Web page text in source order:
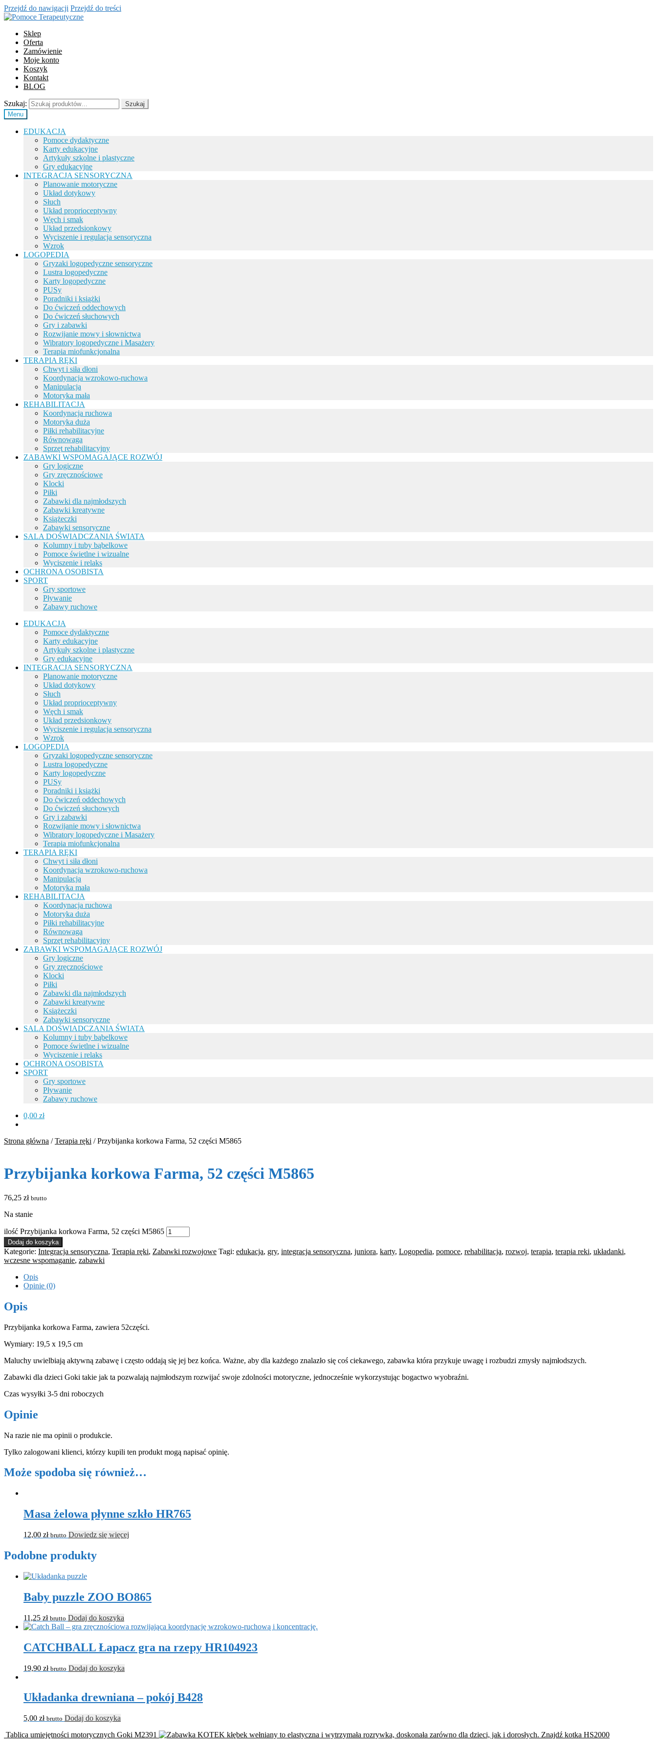
Przejdź do nawigacji Przejdź do treści
Sklep
Oferta
Zamówienie
Moje konto
Koszyk
Kontakt
BLOG
Szukaj:
Szukaj
Menu
EDUKACJA
Pomoce dydaktyczne
Karty edukacyjne
Artykuły szkolne i plastyczne
Gry edukacyjne
INTEGRACJA SENSORYCZNA
Planowanie motoryczne
Układ dotykowy
Słuch
Układ proprioceptywny
Węch i smak
Układ przedsionkowy
Wyciszenie i regulacja sensoryczna
Wzrok
LOGOPEDIA
Gryzaki logopedyczne sensoryczne
Lustra logopedyczne
Karty logopedyczne
PUSy
Poradniki i książki
Do ćwiczeń oddechowych
Do ćwiczeń słuchowych
Gry i zabawki
Rozwijanie mowy i słownictwa
Wibratory logopedyczne i Masażery
Terapia miofunkcjonalna
TERAPIA RĘKI
Chwyt i siła dłoni
Koordynacja wzrokowo-ruchowa
Manipulacja
Motoryka mała
REHABILITACJA
Koordynacja ruchowa
Motoryka duża
Piłki rehabilitacyjne
Równowaga
Sprzęt rehabilitacyjny
ZABAWKI WSPOMAGAJĄCE ROZWÓJ
Gry logiczne
Gry zręcznościowe
Klocki
Piłki
Zabawki dla najmłodszych
Zabawki kreatywne
Książeczki
Zabawki sensoryczne
SALA DOŚWIADCZANIA ŚWIATA
Kolumny i tuby bąbelkowe
Pomoce świetlne i wizualne
Wyciszenie i relaks
OCHRONA OSOBISTA
SPORT
Gry sportowe
Pływanie
Zabawy ruchowe
EDUKACJA
Pomoce dydaktyczne
Karty edukacyjne
Artykuły szkolne i plastyczne
Gry edukacyjne
INTEGRACJA SENSORYCZNA
Planowanie motoryczne
Układ dotykowy
Słuch
Układ proprioceptywny
Węch i smak
Układ przedsionkowy
Wyciszenie i regulacja sensoryczna
Wzrok
LOGOPEDIA
Gryzaki logopedyczne sensoryczne
Lustra logopedyczne
Karty logopedyczne
PUSy
Poradniki i książki
Do ćwiczeń oddechowych
Do ćwiczeń słuchowych
Gry i zabawki
Rozwijanie mowy i słownictwa
Wibratory logopedyczne i Masażery
Terapia miofunkcjonalna
TERAPIA RĘKI
Chwyt i siła dłoni
Koordynacja wzrokowo-ruchowa
Manipulacja
Motoryka mała
REHABILITACJA
Koordynacja ruchowa
Motoryka duża
Piłki rehabilitacyjne
Równowaga
Sprzęt rehabilitacyjny
ZABAWKI WSPOMAGAJĄCE ROZWÓJ
Gry logiczne
Gry zręcznościowe
Klocki
Piłki
Zabawki dla najmłodszych
Zabawki kreatywne
Książeczki
Zabawki sensoryczne
SALA DOŚWIADCZANIA ŚWIATA
Kolumny i tuby bąbelkowe
Pomoce świetlne i wizualne
Wyciszenie i relaks
OCHRONA OSOBISTA
SPORT
Gry sportowe
Pływanie
Zabawy ruchowe
0,00 zł
Strona główna /Terapia ręki /Przybijanka korkowa Farma, 52 części M5865
Przybijanka korkowa Farma, 52 części M5865
76,25 zł brutto
Na stanie
ilość Przybijanka korkowa Farma, 52 części M5865
Dodaj do koszyka
Kategorie: Integracja sensoryczna, Terapia ręki, Zabawki rozwojowe Tagi: edukacja, gry, integracja sensoryczna, juniora, karty, Logopedia, pomoce, rehabilitacja, rozwoj, terapia, terapia reki, układanki,
wczesne wspomaganie, zabawki
Opis
Opinie (0)
Opis
Przybijanka korkowa Farma, zawiera 52części.
Wymiary: 19,5 x 19,5 cm
Maluchy uwielbiają aktywną zabawę i często oddają się jej bez końca. Ważne, aby dla każdego znalazło się coś ciekawego, zabawka która przykuje uwagę i rozbudzi zmysły najmłodszych.
Zabawki dla dzieci Goki takie jak ta pozwalają najmłodszym rozwijać swoje zdolności motoryczne, jednocześnie wykorzystując bogactwo wyobraźni.
Czas wysyłki 3-5 dni roboczych
Opinie
Na razie nie ma opinii o produkcie.
Tylko zalogowani klienci, którzy kupili ten produkt mogą napisać opinię.
Może spodoba się również…
Masa żelowa płynne szkło HR765
12,00 zł brutto Dowiedz się więcej
Podobne produkty
Baby puzzle ZOO BO865
11,25 zł brutto Dodaj do koszyka
CATCHBALL Łapacz gra na rzepy HR104923
19,90 zł brutto Dodaj do koszyka
Układanka drewniana – pokój B428
5,00 zł brutto Dodaj do koszyka
Tablica umiejętności motorycznych Goki M2391
Znajdź kotka HS2000